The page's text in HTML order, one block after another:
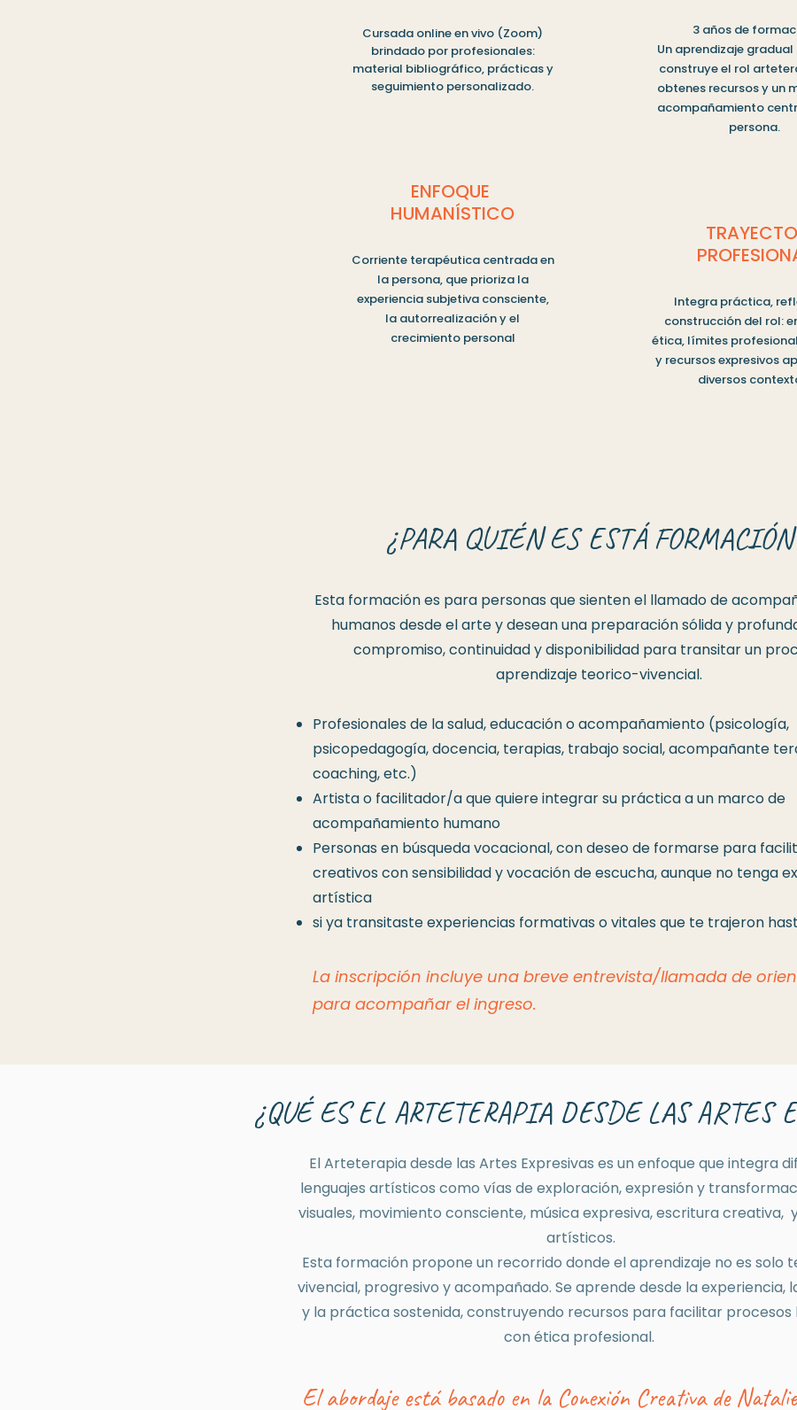
Cursada online en vivo (Zoom)
brindado por profesionales:
material bibliográfico, prácticas y
seguimiento personalizado.
ENFOQUE
HUMANÍSTICO
Corriente terapéutica centrada en
la persona, que prioriza la
experiencia subjetiva consciente,
la autorrealización y el
crecimiento personal
3 años de
Un aprendizaje gradual
construye el rol
obtenes recursos y un
acompañamiento
persona.
TRAYECTO
Integra práctica,
construcción del rol:
ética, límites
y recursos expresivos
diversos
¿PARA QUIÉN ES ESTÁ
Esta formación es para personas que sienten el llamado de
humanos desde el arte y desean una preparación sólida y
compromiso, continuidad y disponibilidad para transitar un
aprendizaje teorico-vivencial.
Profesionales de la salud, educación o acompañamiento (psicología,
psicopedagogía, docencia, terapias, trabajo social, acompañante
coaching, etc.)
Artista o facilitador/a que quiere integrar su práctica a un marco de
acompañamiento humano
Personas en búsqueda vocacional, con deseo de formarse para
creativos con sensibilidad y vocación de escucha, aunque no tenga
artística
si ya transitaste experiencias formativas o vitales que te trajeron
La inscripción incluye una breve entrevista/llamada de
para acompañar el ingreso.
¿QUÉ ES EL ARTETERAPIA DESDE LAS ARTES
El Arteterapia desde las Artes Expresivas es un enfoque que integra
lenguajes artísticos como vías de exploración, expresión y
visuales, movimiento consciente, música expresiva, escritura creativa,
artísticos.
Esta formación propone un recorrido donde el aprendizaje no es solo
vivencial, progresivo y acompañado. Se aprende desde la experiencia,
y la práctica sostenida, construyendo recursos para facilitar procesos
con ética profesional.
El abordaje está basado en la Conexión Creativa de